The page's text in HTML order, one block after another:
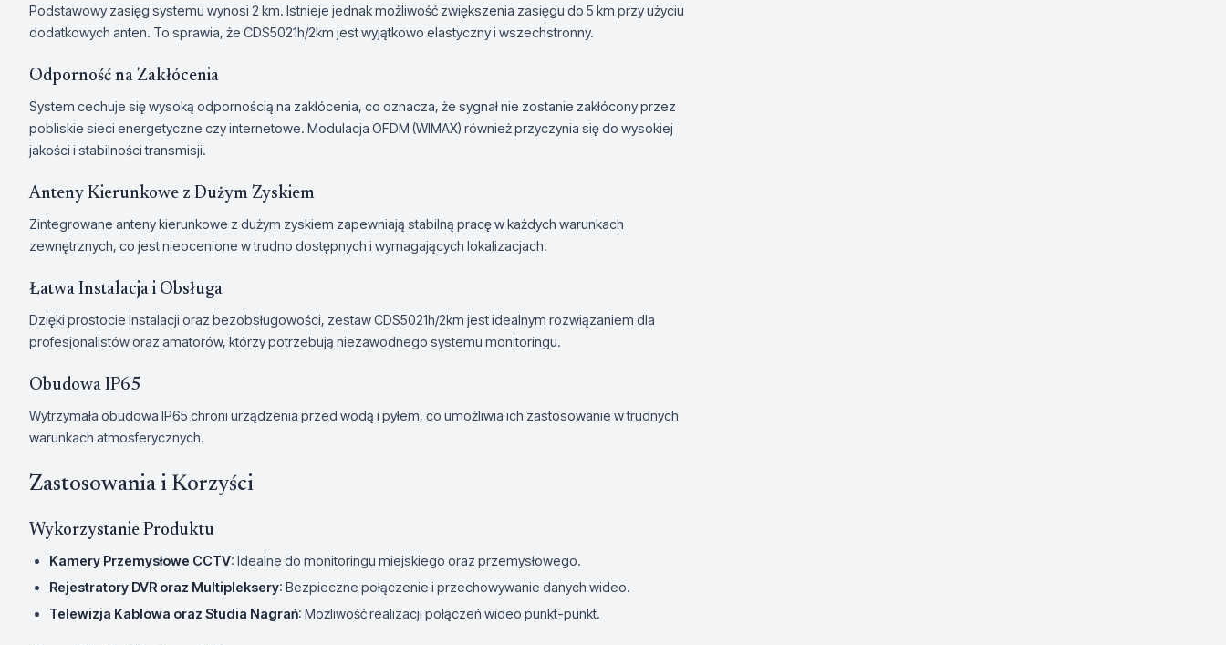
Podstawowy zasięg systemu wynosi 2 km. Istnieje jednak możliwość zwiększenia zasięgu do 5 km przy użyciu
dodatkowych anten. To sprawia, że CDS5021h/2km jest wyjątkowo elastyczny i wszechstronny.
Odporność na Zakłócenia
System cechuje się wysoką odpornością na zakłócenia, co oznacza, że sygnał nie zostanie zakłócony przez
pobliskie sieci energetyczne czy internetowe. Modulacja OFDM (WIMAX) również przyczynia się do wysokiej
jakości i stabilności transmisji.
Anteny Kierunkowe z Dużym Zyskiem
Zintegrowane anteny kierunkowe z dużym zyskiem zapewniają stabilną pracę w każdych warunkach
zewnętrznych, co jest nieocenione w trudno dostępnych i wymagających lokalizacjach.
Łatwa Instalacja i Obsługa
Dzięki prostocie instalacji oraz bezobsługowości, zestaw CDS5021h/2km jest idealnym rozwiązaniem dla
profesjonalistów oraz amatorów, którzy potrzebują niezawodnego systemu monitoringu.
Obudowa IP65
Wytrzymała obudowa IP65 chroni urządzenia przed wodą i pyłem, co umożliwia ich zastosowanie w trudnych
warunkach atmosferycznych.
Zastosowania i Korzyści
Wykorzystanie Produktu
Kamery Przemysłowe CCTV: Idealne do monitoringu miejskiego oraz przemysłowego.
Rejestratory DVR oraz Multipleksery: Bezpieczne połączenie i przechowywanie danych wideo.
Telewizja Kablowa oraz Studia Nagrań: Możliwość realizacji połączeń wideo punkt-punkt.